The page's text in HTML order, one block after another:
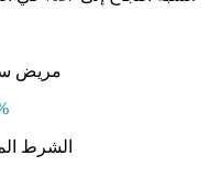
مريض
الشرط